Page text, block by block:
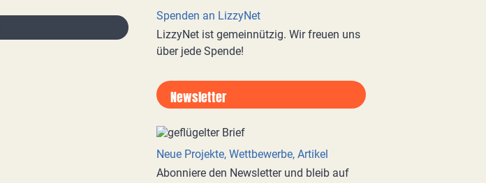
Spenden an LizzyNet
LizzyNet ist gemeinnützig. Wir freuen uns
über jede Spende!
Newsletter
Neue Projekte, Wettbewerbe, Artikel
Abonniere den Newsletter und bleib auf